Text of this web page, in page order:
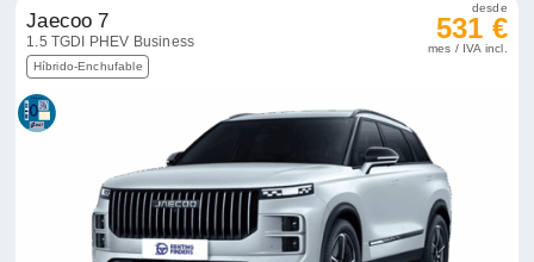
Jaecoo 7
1.5 TGDI PHEV Business
Híbrido-Enchufable
desde
531 €
mes / IVA incl.